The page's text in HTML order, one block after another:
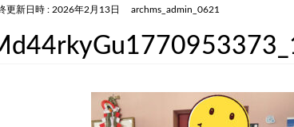
更新日時 : 2026年2月13日 archms_admin_0621